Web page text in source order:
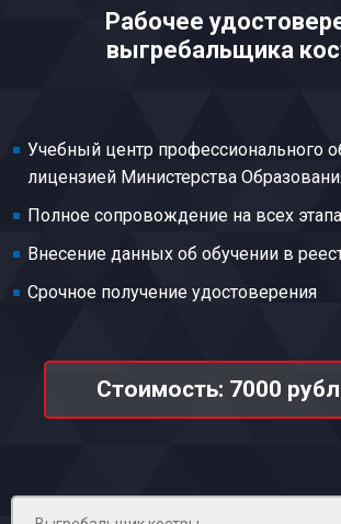
Общие профессии производства текстиля
Выгребальщик костры
Рабочее
выгребальщика
Учебный центр профессионального
лицензией Министерства
Полное сопровождение на всех
Внесение данных об обучении в
Срочное получение удостоверения
Стоимость: 7000